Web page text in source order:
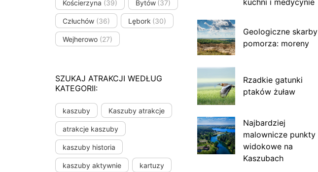
Kościerzyna (39) Bytów (37)
Człuchów (36) Lębork (30)
Wejherowo (27)
SZUKAJ ATRAKCJI WEDŁUG
KATEGORII:
kaszuby Kaszuby atrakcje
atrakcje kaszuby
kaszuby historia
kaszuby aktywnie kartuzy
kuchni i medycynie
Geologiczne skarby
pomorza: moreny
Rzadkie gatunki
ptaków żuław
Najbardziej
malownicze punkty
widokowe na
Kaszubach